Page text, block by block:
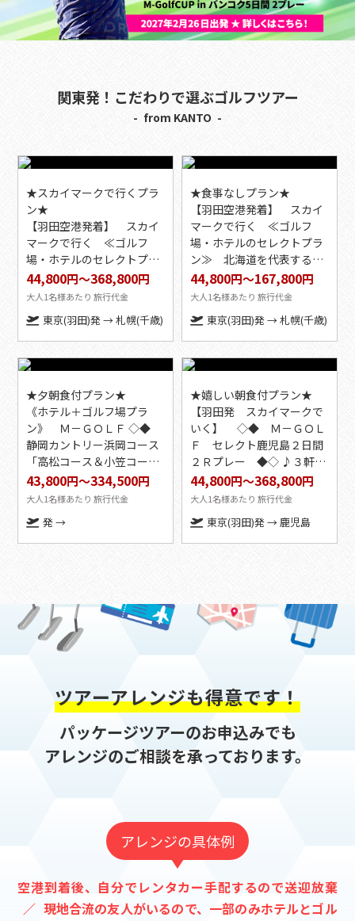
関東発！こだわりで選ぶゴルフツアー
from KANTO
★スカイマークで行くプラ
ン★
【羽田空港発着】 スカイ
マークで行く ≪ゴルフ
場・ホテルのセレクトプラ
ン≫ 北海道を代表する名
門コースからお得な送迎付
ースより選択可能♪ ２日
間２プレー ≪２名１室利用
≫ M-Golf
44,800円～368,800円
大人1名様あたり 旅行代金
東京(羽田)発 → 札幌(千歳)
検索
★食事なしプラン★
【羽田空港発着】 スカイ
マークで行く ≪ゴルフ
場・ホテルのセレクトプラ
ン≫ 北海道を代表する名
門コースからお得な送迎付
きゴルフ場まで設定１９コ
間２プレー ≪２名１室利用
≫ M-Golf
44,800円～167,800円
大人1名様あたり 旅行代金
東京(羽田)発 → 札幌(千歳)
★夕朝食付プラン★
《ホテル＋ゴルフ場プラ
ン》 Ｍ－ＧＯＬＦ ◇◆
静岡カントリー浜岡コース
「高松コース＆小笠コー
ス」 ２日間２プレー
◆◇ ２名様より受付 夕・
室＞ ◎2026年5月～2026年
10月出発（一部設定除外日
43,800円～334,500円
大人1名様あたり 旅行代金
発 →
検索
★嬉しい朝食付プラン★
【羽田発 スカイマークで
いく】 ◇◆ Ｍ－ＧＯＬ
Ｆ セレクト鹿児島２日間
２Ｒプレー ◆◇ ♪３軒の
ホテルと５つのゴルフ場か
らチョイス （4/20～9/30出
44,800円～368,800円
大人1名様あたり 旅行代金
東京(羽田)発 → 鹿児島
ツアーアレンジも得意です！
パッケージツアーのお申込みでも
アレンジのご相談を承っております。
アレンジの具体例
空港到着後、自分でレンタカー手配するので送迎放棄
現地合流の友人がいるので、一部のみホテルとゴル